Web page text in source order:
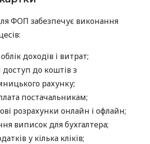
ФОП забезпечує виконання
доходів і витрат;
до коштів з
рахунку;
постачальникам;
розрахунки онлайн і офлайн;
виписок для бухгалтера;
у кілька кліків;